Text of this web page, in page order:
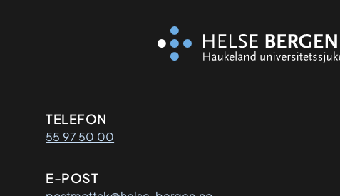
Kontaktinformasjon
TELEFON
55 97 50 00
E-POST